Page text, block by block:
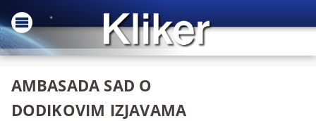
AMBASADA SAD O
DODIKOVIM IZJAVAMA